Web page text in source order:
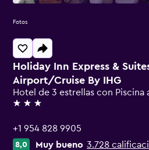
Holiday Inn Express &
Airport/Cruise By IHG
Hotel de 3 estrellas con Piscina
3 estrellas
+1 954 828 9905
8,0 Muy bueno 3.728
Fotos